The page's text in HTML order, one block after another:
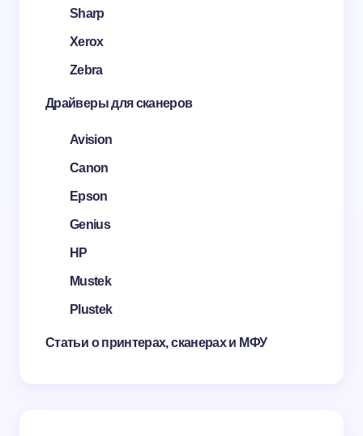
Sharp
Xerox
Zebra
Драйверы для сканеров
Avision
Canon
Epson
Genius
HP
Mustek
Plustek
Статьи о принтерах, сканерах и МФУ